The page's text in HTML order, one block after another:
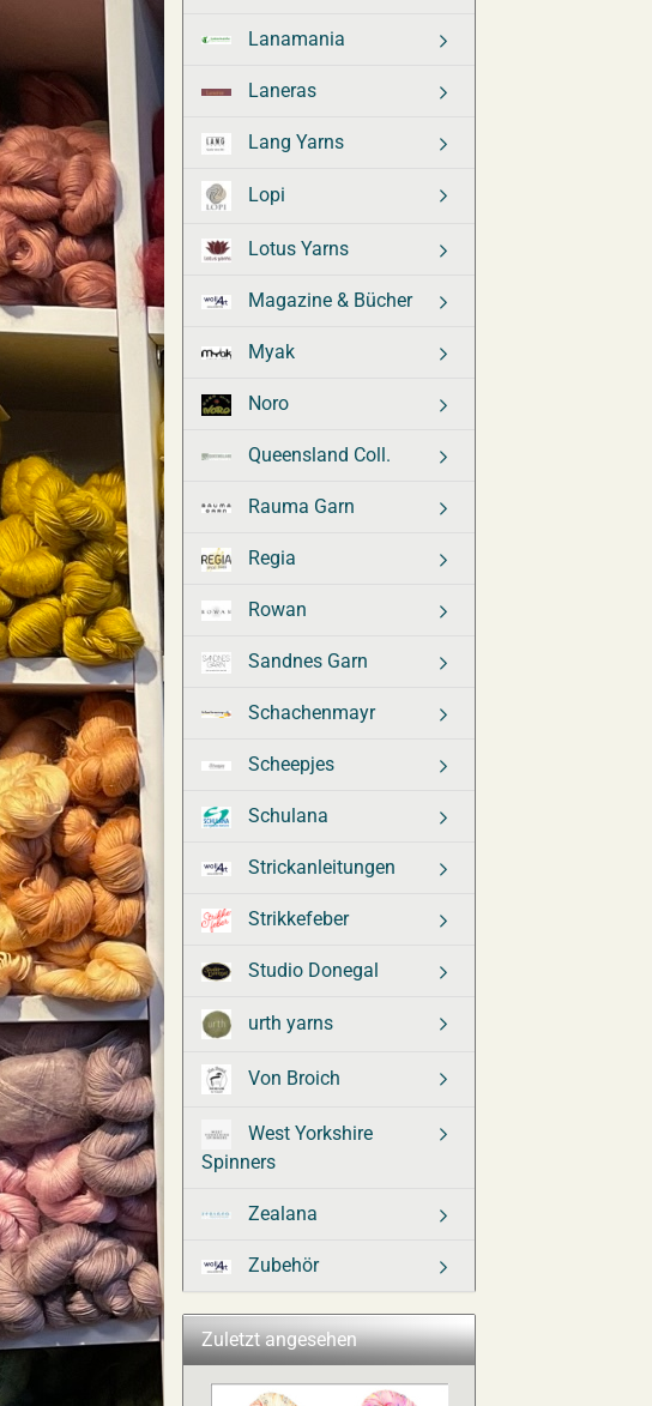
Lanamania
Laneras
Lang Yarns
Lopi
Lotus Yarns
Magazine & Bücher
Myak
Noro
Queensland Coll.
Rauma Garn
Regia
Rowan
Sandnes Garn
Schachenmayr
Scheepjes
Schulana
Strickanleitungen
Strikkefeber
Studio Donegal
urth yarns
Von Broich
West Yorkshire
Spinners
Zealana
Zubehör
Zuletzt angesehen